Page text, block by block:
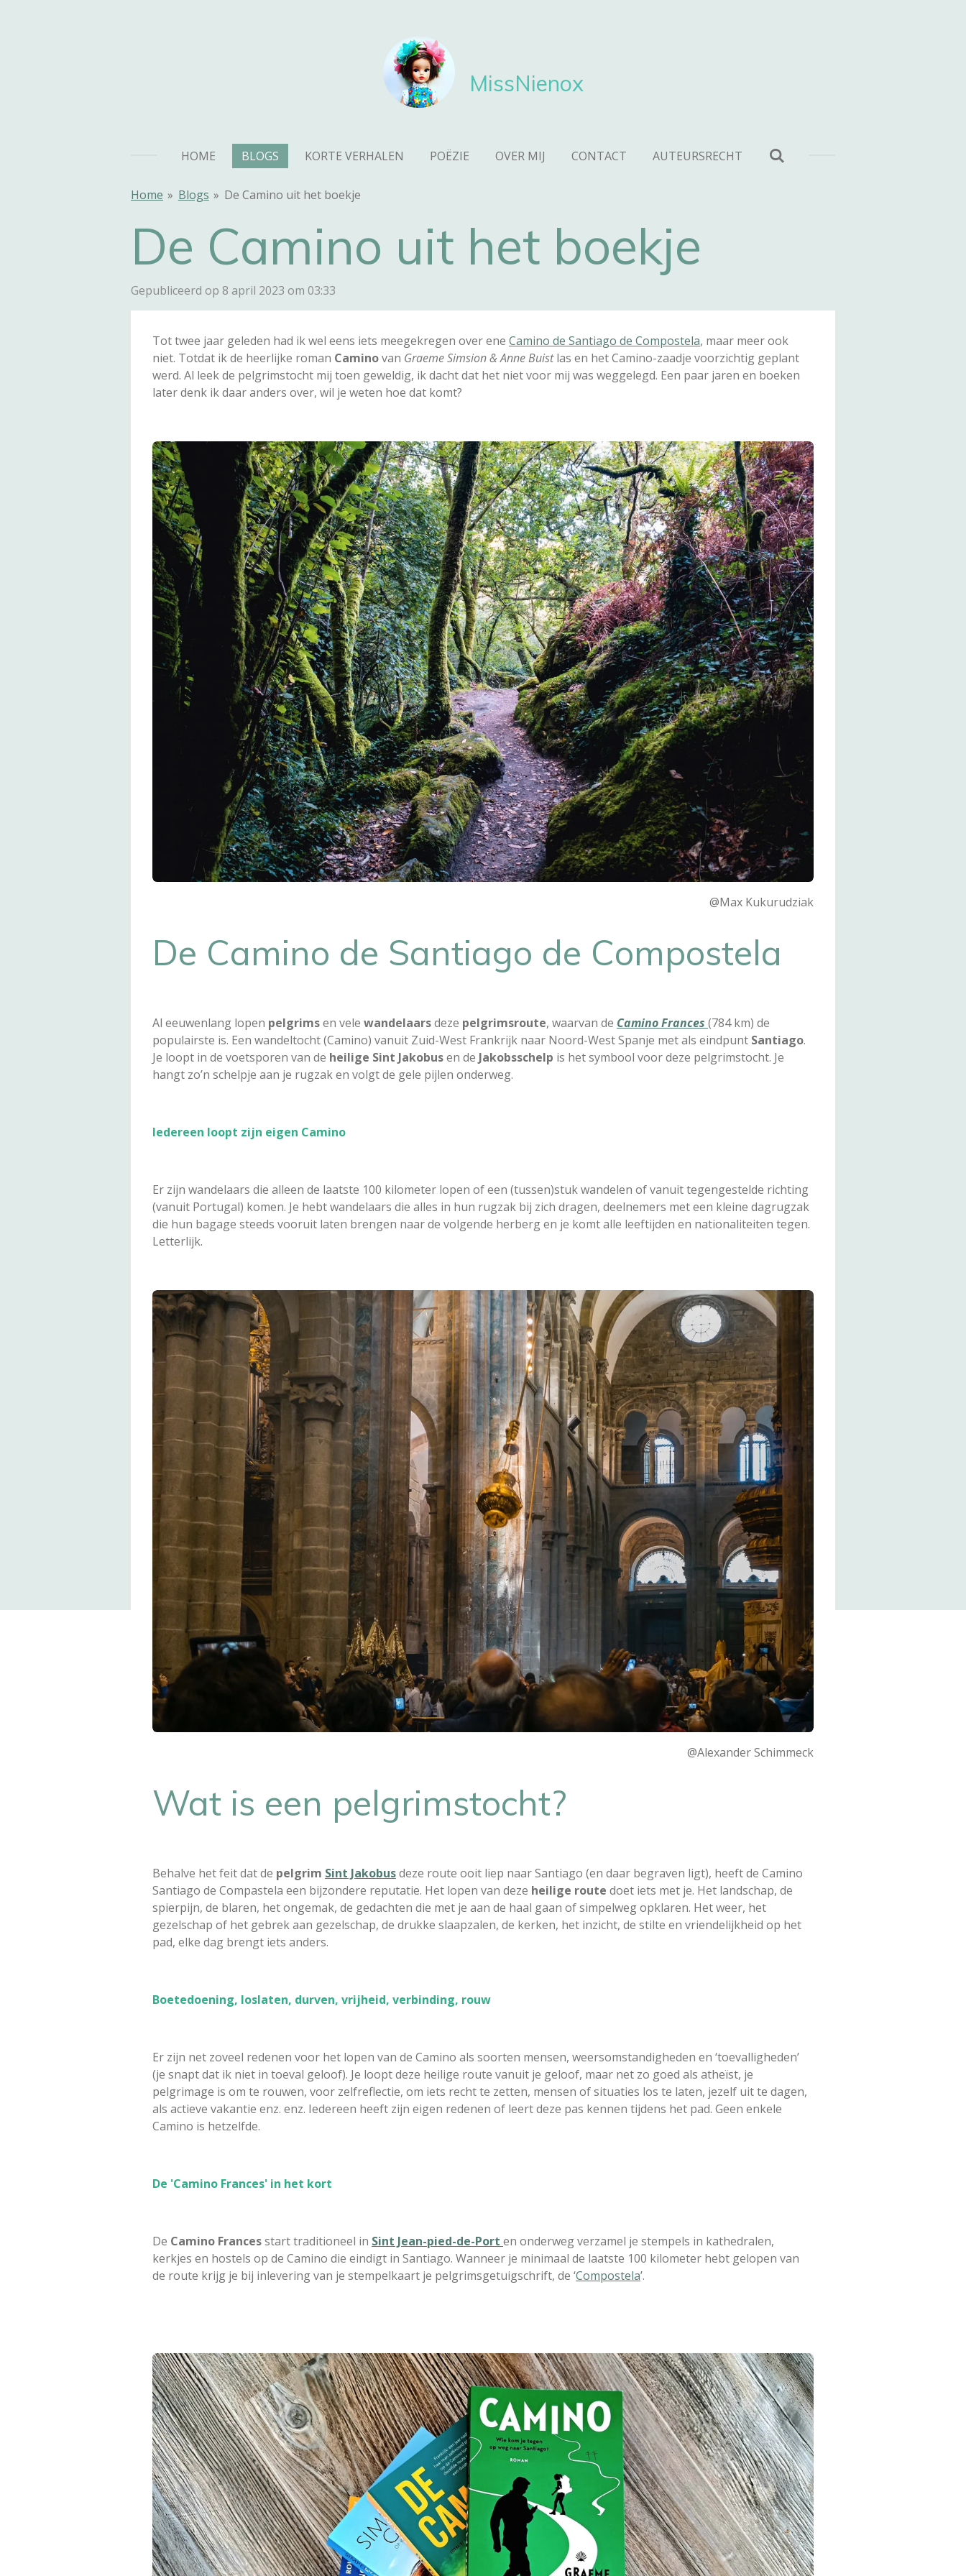
MissNienox
HOME BLOGS KORTE VERHALEN POËZIE OVER MIJ CONTACT AUTEURSRECHT
Home » Blogs » De Camino uit het boekje
De Camino uit het boekje
Gepubliceerd op 8 april 2023 om 03:33
Tot twee jaar geleden had ik wel eens iets meegekregen over ene Camino de Santiago de Compostela, maar meer ook
niet. Totdat ik de heerlijke roman Caminovan Graeme Simsion& Anne Buistlas en het Camino-zaadje voorzichtig geplant
werd. Al leek de pelgrimstocht mij toen geweldig, ik dacht dat het niet voor mij was weggelegd. Een paar jaren en boeken
later denk ik daar anders over, wil je weten hoe dat komt?
@Max Kukurudziak
De Camino de Santiago de Compostela
Al eeuwenlang lopen pelgrimsen vele wandelaarsdeze pelgrimsroute, waarvan de Camino Frances (784 km) de
populairste is. Een wandeltocht (Camino) vanuit Zuid-West Frankrijk naar Noord-West Spanje met als eindpunt Santiago.
Je loopt in de voetsporen van de heilige Sint Jakobusen de Jakobsschelp is het symbool voor deze pelgrimstocht. Je
hangt zo’n schelpje aan je rugzak en volgt de gele pijlen onderweg.
Iedereen loopt zijn eigen Camino
Er zijn wandelaars die alleen de laatste 100 kilometer lopen of een (tussen)stuk wandelen of vanuit tegengestelde richting
(vanuit Portugal) komen. Je hebt wandelaars die alles in hun rugzak bij zich dragen, deelnemers met een kleine dagrugzak
die hun bagage steeds vooruit laten brengen naar de volgende herberg en je komt alle leeftijden en nationaliteiten tegen.
Letterlijk.
@Alexander Schimmeck
Wat is een pelgrimstocht?
Behalve het feit dat de pelgrim Sint Jakobusdeze route ooit liep naar Santiago (en daar begraven ligt), heeft de Camino
Santiago de Compastela een bijzondere reputatie. Het lopen van deze heilige route doet iets met je. Het landschap, de
spierpijn, de blaren, het ongemak, de gedachten die met je aan de haal gaan of simpelweg opklaren. Het weer, het
gezelschap of het gebrek aan gezelschap, de drukke slaapzalen, de kerken, het inzicht, de stilte en vriendelijkheid op het
pad, elke dag brengt iets anders.
Boetedoening, loslaten, durven, vrijheid, verbinding, rouw
Er zijn net zoveel redenen voor het lopen van de Camino als soorten mensen, weersomstandigheden en ‘toevalligheden’
(je snapt dat ik niet in toeval geloof). Je loopt deze heilige route vanuit je geloof, maar net zo goed als atheïst, je
pelgrimage is om te rouwen, voor zelfreflectie, om iets recht te zetten, mensen of situaties los te laten, jezelf uit te dagen,
als actieve vakantie enz. enz. Iedereen heeft zijn eigen redenen of leert deze pas kennen tijdens het pad. Geen enkele
Camino is hetzelfde.
De 'Camino Frances' in het kort
De Camino Francesstart traditioneel in Sint Jean-pied-de-Port en onderweg verzamel je stempels in kathedralen,
kerkjes en hostels op de Camino die eindigt in Santiago. Wanneer je minimaal de laatste 100 kilometer hebt gelopen van
de route krijg je bij inlevering van je stempelkaart je pelgrimsgetuigschrift, de ‘Compostela’.